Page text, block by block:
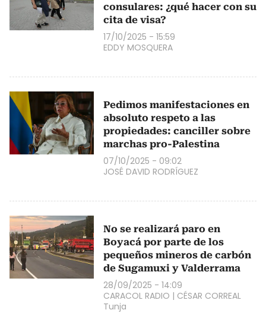
consulares: ¿qué hacer con su
cita de visa?
17/10/2025 - 15:59
EDDY MOSQUERA
Pedimos manifestaciones en
absoluto respeto a las
propiedades: canciller sobre
marchas pro-Palestina
07/10/2025 - 09:02
JOSÉ DAVID RODRÍGUEZ
No se realizará paro en
Boyacá por parte de los
pequeños mineros de carbón
de Sugamuxi y Valderrama
28/09/2025 - 14:09
CARACOL RADIO | CÉSAR CORREAL
Tunja